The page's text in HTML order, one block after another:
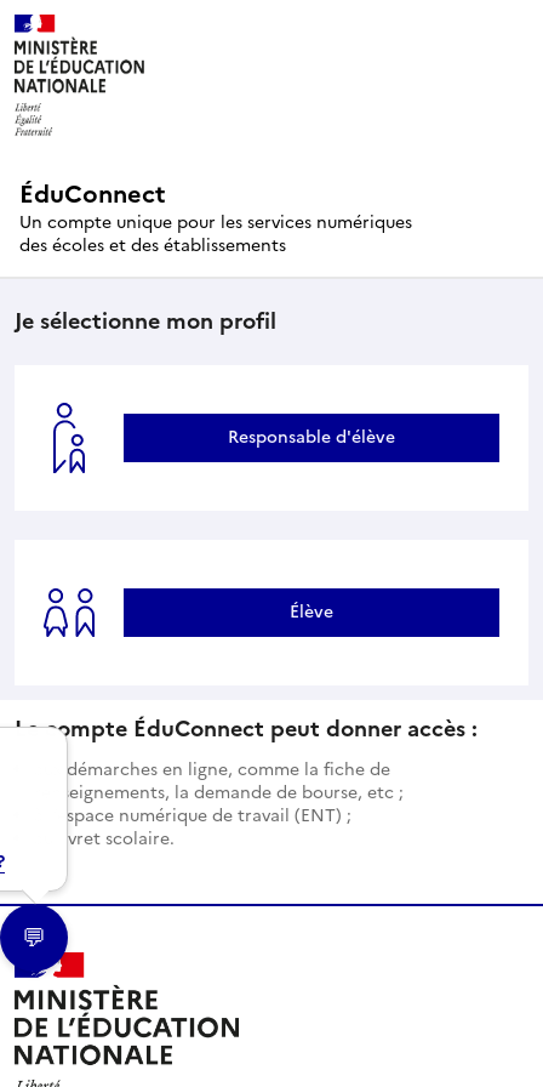
ÉduConnect
Un compte unique pour les services numériques
des écoles et des établissements
Le compte ÉduConnect peut donner accès :
aux démarches en ligne, comme la fiche de
renseignements, la demande de bourse, etc ;
à l’espace numérique de travail (ENT) ;
au livret scolaire.
Je sélectionne mon profil
Responsable d'élève
Élève
💬